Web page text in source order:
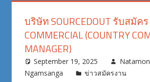
บริษัท SOURCEDOUT รับสมัคร
COMMERCIAL (COUNTRY
MANAGER)
September 19, 2025
Natamon
Ngamsanga
ข่าวสมัครงาน